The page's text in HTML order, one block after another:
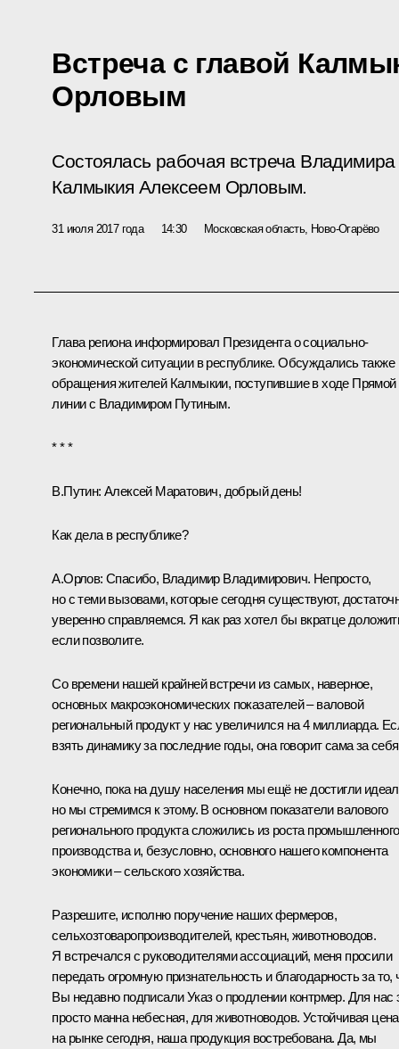
Встреча с главой
Орловым
Состоялась рабочая встреча
Калмыкия Алексеем Орловым.
31 июля 2017 года 14:30 Московская область, Ново-Огарёво
Глава региона информировал Президента о социально-
экономической ситуации в республике. Обсуждались также
обращения жителей Калмыкии, поступившие в ходе Прямой
линиис Владимиром Путиным.
* * *
В.Путин: Алексей Маратович, добрый день!
Как дела в республике?
А.Орлов: Спасибо, Владимир Владимирович. Непросто,
но с теми вызовами, которые сегодня существуют,
уверенно справляемся. Я как раз хотел бы вкратце
если позволите.
Со времени нашей крайней встречи из самых, наверное,
основных макроэкономических показателей – валовой
региональный продукт у нас увеличился на 4 миллиарда.
взять динамику за последние годы, она говорит сама за
Конечно, пока на душу населения мы ещё не достигли
но мы стремимся к этому. В основном показатели валового
регионального продукта сложились из роста промышленного
производства и, безусловно, основного нашего компонента
экономики – сельского хозяйства.
Разрешите, исполню поручение наших фермеров,
сельхозтоваропроизводителей, крестьян, животноводов.
Я встречался с руководителями ассоциаций, меня просили
передать огромную признательность и благодарность за то,
Вы недавно подписали Указ о продлении контрмер. Для нас
просто манна небесная, для животноводов. Устойчивая цена
на рынке сегодня, наша продукция востребована. Да, мы